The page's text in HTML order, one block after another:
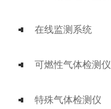
在线监测系统
可燃性气体检测仪
特殊气体检测仪